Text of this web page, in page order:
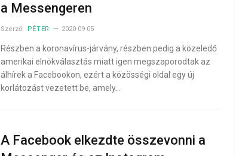
a Messengeren
Szerző: PÉTER 2020-09-05
Részben a koronavírus-járvány, részben pedig a közeledő
amerikai elnökválasztás miatt igen megszaporodtak az
álhírek a Facebookon, ezért a közösségi oldal egy új
korlátozást vezetett be, amely…
A Facebook elkezdte összevonni a